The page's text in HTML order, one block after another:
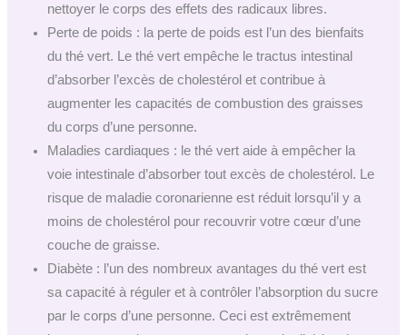
nettoyer le corps des effets des radicaux libres.
Perte de poids : la perte de poids est l’un des bienfaits
du thé vert. Le thé vert empêche le tractus intestinal
d’absorber l’excès de cholestérol et contribue à
augmenter les capacités de combustion des graisses
du corps d’une personne.
Maladies cardiaques : le thé vert aide à empêcher la
voie intestinale d’absorber tout excès de cholestérol. Le
risque de maladie coronarienne est réduit lorsqu’il y a
moins de cholestérol pour recouvrir votre cœur d’une
couche de graisse.
Diabète : l’un des nombreux avantages du thé vert est
sa capacité à réguler et à contrôler l’absorption du sucre
par le corps d’une personne. Ceci est extrêmement